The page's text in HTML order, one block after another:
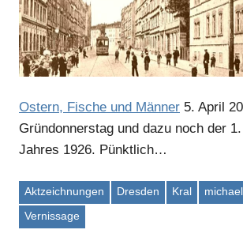
Ostern, Fische und Männer 5. April
Gründonnerstag und dazu noch der
Jahres 1926. Pünktlich…
Aktzeichnungen Dresden Kral michael
Vernissage